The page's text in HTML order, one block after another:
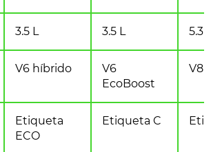
3.5 L 3.5 L 5.3
V6 híbrido
V6
EcoBoost
V8
Etiqueta
ECO
Etiqueta C